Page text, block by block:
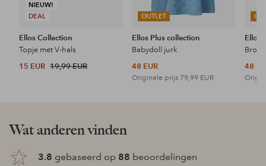
NIEUW!
DEAL
Ellos Collection
Topje met V-hals
15 EUR 19,99 EUR
OUTLET
Ellos Plus collection
Babydoll jurk
48 EUR
Originele prijs 79,99 EUR
Ellos
48
Wat anderen vinden
3.8 gebaseerd op 88 beoordelingen